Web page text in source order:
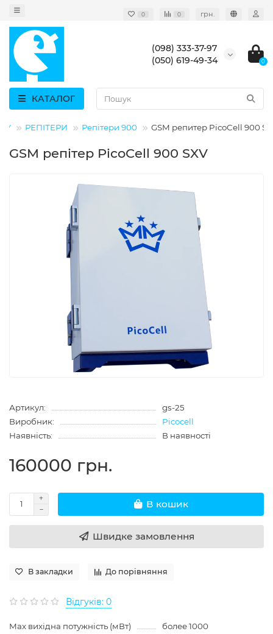
0 0 грн.
(098) 333-37-97
(050) 619-49-34
0
КАТАЛОГ
РЕПІТЕРИ Репітери 900 GSM репитер PicoCell 900
GSM репітер PicoCell 900 SXV
Артикул:
gs-25
Виробник:
Picocell
Наявність:
В наявності
160000 грн.
В кошик
Швидке замовлення
В закладки До порівняння
Відгуків: 0
Max вихідна потужність (мВт)
более 1000